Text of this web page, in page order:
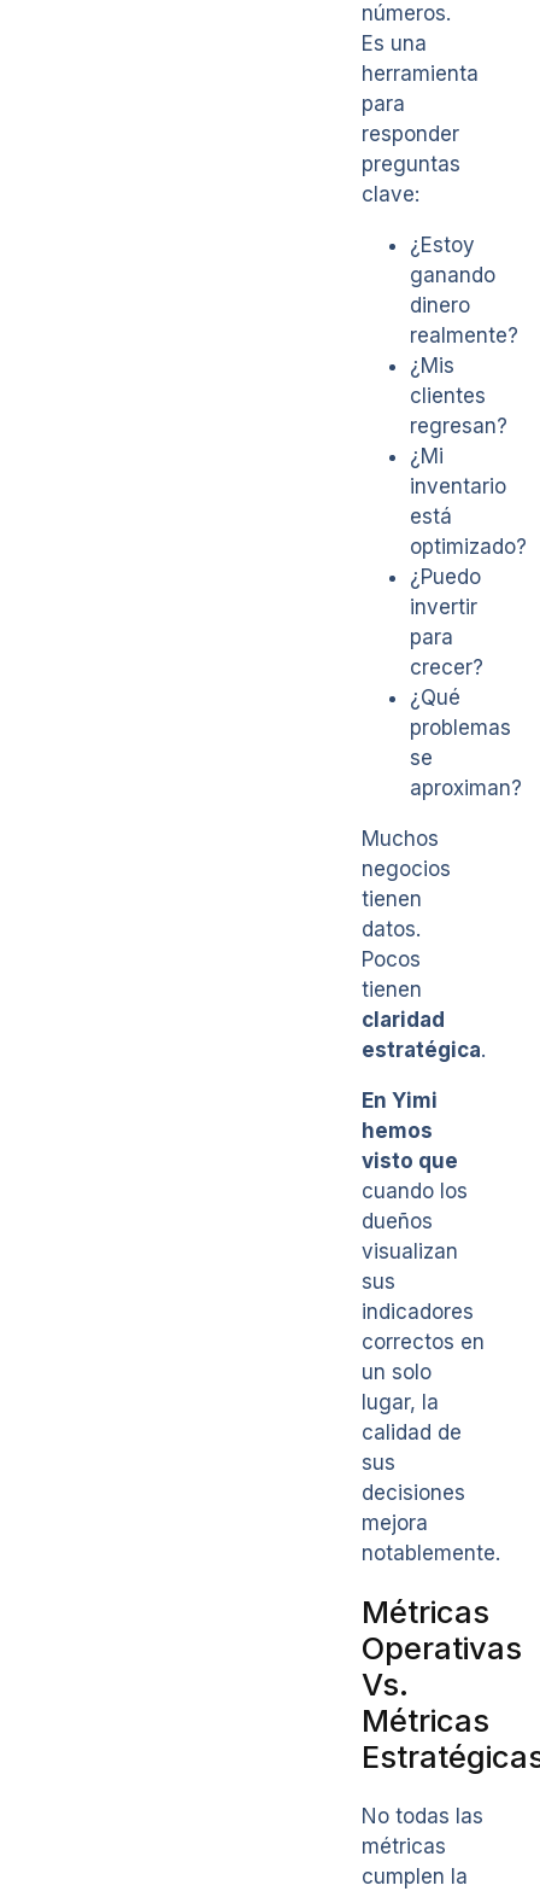
números.
Es una
herramienta
para
responder
preguntas
clave:
¿Estoy
ganando
dinero
realmente?
¿Mis
clientes
regresan?
¿Mi
inventario
está
optimizado?
¿Puedo
invertir
para
crecer?
¿Qué
problemas
se
aproximan?
Muchos
negocios
tienen
datos.
Pocos
tienen
claridad
estratégica.
En Yimi
hemos
visto que
cuando los
dueños
visualizan
sus
indicadores
correctos en
un solo
lugar, la
calidad de
sus
decisiones
mejora
notablemente.
Métricas
Operativas
Vs.
Métricas
No todas las
métricas
cumplen la